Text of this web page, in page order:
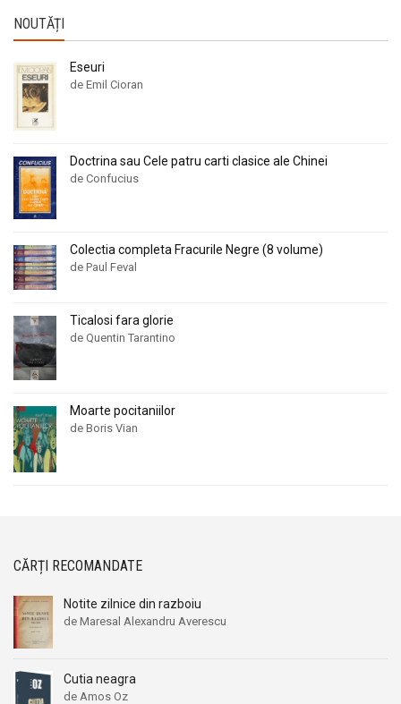
NOUTĂȚI
Eseuri
de Emil Cioran
Doctrina sau Cele patru carti clasice ale Chinei
de Confucius
Colectia completa Fracurile Negre (8 volume)
de Paul Feval
Ticalosi fara glorie
de Quentin Tarantino
Moarte pocitaniilor
de Boris Vian
CĂRȚI RECOMANDATE
Notite zilnice din razboiu
de Maresal Alexandru Averescu
Cutia neagra
de Amos Oz